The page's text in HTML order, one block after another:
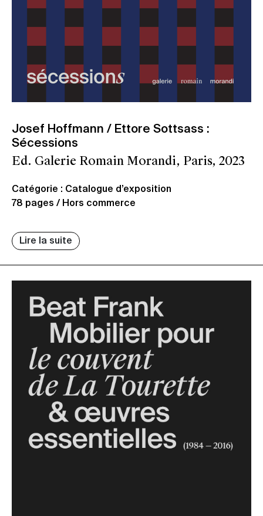
Josef Hoffmann / Ettore Sottsass :
Sécessions
Ed. Galerie Romain Morandi, Paris, 2023
Catégorie : Catalogue d’exposition
78 pages / Hors commerce
Lire la suite